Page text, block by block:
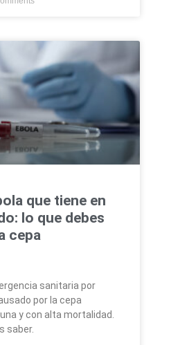
que tiene en
lo que debes
cepa
sanitaria por
por la cepa
y con alta mortalidad.
saber.